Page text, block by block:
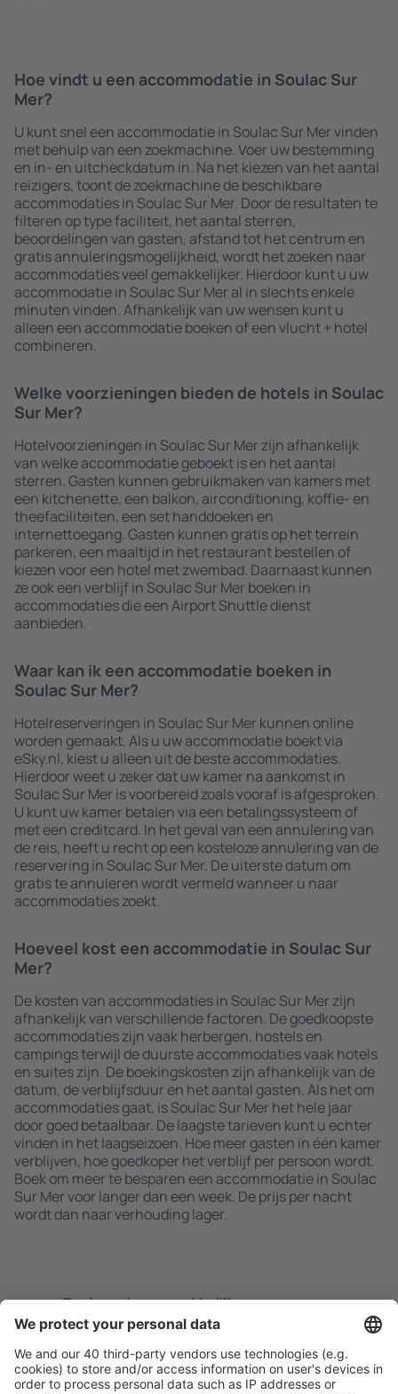
Hoe vindt u een accommodatie in Soulac Sur
Mer?
U kunt snel een accommodatie in Soulac Sur Mer vinden
met behulp van een zoekmachine. Voer uw bestemming
en in- en uitcheckdatum in. Na het kiezen van het aantal
reizigers, toont de zoekmachine de beschikbare
accommodaties in Soulac Sur Mer. Door de resultaten te
filteren op type faciliteit, het aantal sterren,
beoordelingen van gasten, afstand tot het centrum en
gratis annuleringsmogelijkheid, wordt het zoeken naar
accommodaties veel gemakkelijker. Hierdoor kunt u uw
accommodatie in Soulac Sur Mer al in slechts enkele
minuten vinden. Afhankelijk van uw wensen kunt u
alleen een accommodatie boeken of een vlucht + hotel
combineren.
Welke voorzieningen bieden de hotels in Soulac
Sur Mer?
Hotelvoorzieningen in Soulac Sur Mer zijn afhankelijk
van welke accommodatie geboekt is en het aantal
sterren. Gasten kunnen gebruikmaken van kamers met
een kitchenette, een balkon, airconditioning, koffie- en
theefaciliteiten, een set handdoeken en
internettoegang. Gasten kunnen gratis op het terrein
parkeren, een maaltijd in het restaurant bestellen of
kiezen voor een hotel met zwembad. Daarnaast kunnen
ze ook een verblijf in Soulac Sur Mer boeken in
accommodaties die een Airport Shuttle dienst
aanbieden.
Waar kan ik een accommodatie boeken in
Soulac Sur Mer?
Hotelreserveringen in Soulac Sur Mer kunnen online
worden gemaakt. Als u uw accommodatie boekt via
eSky.nl, kiest u alleen uit de beste accommodaties.
Hierdoor weet u zeker dat uw kamer na aankomst in
Soulac Sur Mer is voorbereid zoals vooraf is afgesproken.
U kunt uw kamer betalen via een betalingssysteem of
met een creditcard. In het geval van een annulering van
de reis, heeft u recht op een kosteloze annulering van de
reservering in Soulac Sur Mer. De uiterste datum om
gratis te annuleren wordt vermeld wanneer u naar
accommodaties zoekt.
Hoeveel kost een accommodatie in Soulac Sur
Mer?
De kosten van accommodaties in Soulac Sur Mer zijn
afhankelijk van verschillende factoren. De goedkoopste
accommodaties zijn vaak herbergen, hostels en
campings terwijl de duurste accommodaties vaak hotels
en suites zijn. De boekingskosten zijn afhankelijk van de
datum, de verblijfsduur en het aantal gasten. Als het om
accommodaties gaat, is Soulac Sur Mer het hele jaar
door goed betaalbaar. De laagste tarieven kunt u echter
vinden in het laagseizoen. Hoe meer gasten in één kamer
verblijven, hoe goedkoper het verblijf per persoon wordt.
Boek om meer te besparen een accommodatie in Soulac
Sur Mer voor langer dan een week. De prijs per nacht
wordt dan naar verhouding lager.
Zoek snel en gemakkelijk
Aanbieding afgestemd op uw verwachtingen.
Plan veilig